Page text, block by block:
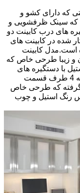
که دارای کشو و
که سینک ظرفشویی و
های درب کابینت دو
شده در کابینت های
است.مدل کابینت
و زیبا طرحی خاص که
با دستگیره های
بزرگ و کابینت های سمت چپ ام دی اف که 4 طرف قسمت
گرفته که طرحی خاص
رنگ استیل و چوب